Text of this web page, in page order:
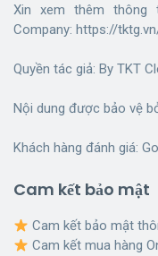
Xin xem thêm thông
Company: https://
Quyền tác giả: By TKT
Nội dung được bảo vệ
Khách hàng đánh giá:
Cam kết bảo mật
Cam kết bảo mật
Cam kết mua hàng